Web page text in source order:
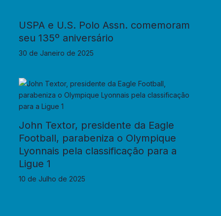
USPA e U.S. Polo Assn. comemoram
seu 135º aniversário
30 de Janeiro de 2025
John Textor, presidente da Eagle
Football, parabeniza o Olympique
Lyonnais pela classificação para a
Ligue 1
10 de Julho de 2025